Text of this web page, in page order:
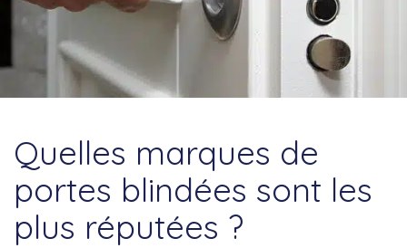
Quelles marques de
portes blindées sont les
plus réputées ?